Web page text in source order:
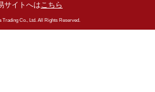
サイトへはこちら
Co., Ltd. All Rights Reserved.